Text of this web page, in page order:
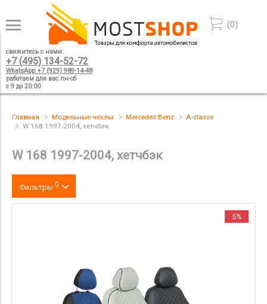
(0)
свяжитесь с нами:
+7 (495) 134-52-72
WhatsApp +7 (929) 989-14-48
работаем для вас пн-сб
с 9 до 20:00
Главная Модельные чехлы Mercedes Benz
A-classe
W 168 1997-2004, хетчбэк
W 168 1997-2004, хетчбэк
Фильтры 0
Категория Avito
5%